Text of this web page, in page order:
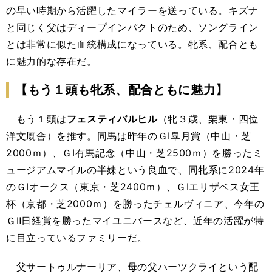
の早い時期から活躍したマイラーを送っている。キズナ
と同じく父はディープインパクトのため、ソングライン
とは非常に似た血統構成になっている。牝系、配合とも
に魅力的な存在だ。
【もう１頭も牝系、配合ともに魅力】
もう１頭はフェスティバルヒル（牝３歳、栗東・四位
洋文厩舎）を推す。同馬は昨年のＧⅠ皐月賞（中山・芝
2000ｍ）、ＧⅠ有馬記念（中山・芝2500ｍ）を勝ったミ
ュージアムマイルの半妹という良血で、同牝系に2024年
のＧⅠオークス（東京・芝2400ｍ）、ＧⅠエリザベス女王
杯（京都・芝2000ｍ）を勝ったチェルヴィニア、今年の
ＧⅡ日経賞を勝ったマイユニバースなど、近年の活躍が特
に目立っているファミリーだ。
父サートゥルナーリア、母の父ハーツクライという配